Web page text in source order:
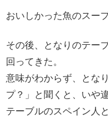
おいしかった魚のスー
その後、となりのテー
回ってきた。
意味がわからず、とな
プ？」と聞くと、いや
テーブルのスペイン人